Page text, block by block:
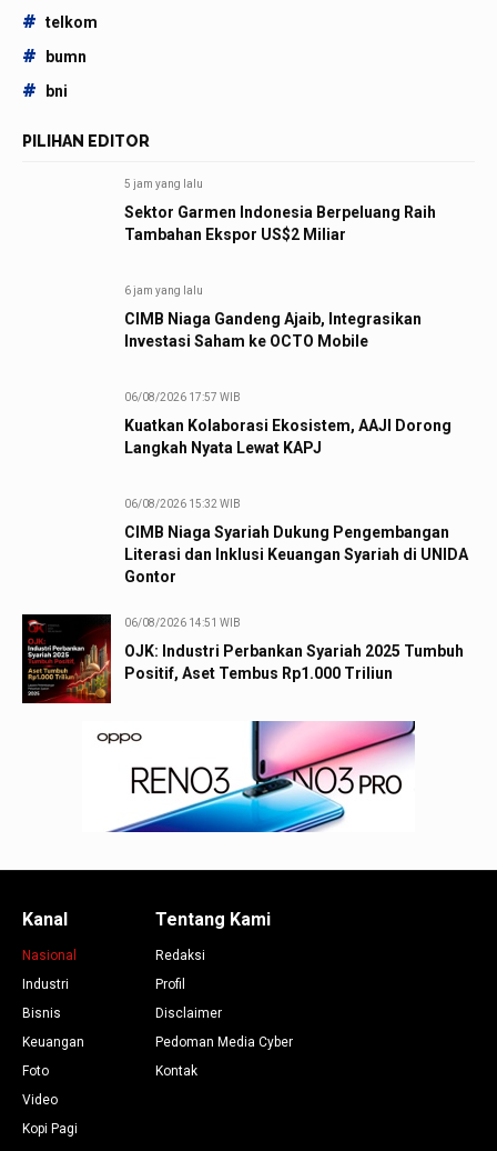
# telkom
# bumn
# bni
PILIHAN EDITOR
5 jam yang lalu
Sektor Garmen Indonesia Berpeluang Raih
Tambahan Ekspor US$2 Miliar
6 jam yang lalu
CIMB Niaga Gandeng Ajaib, Integrasikan
Investasi Saham ke OCTO Mobile
06/08/2026 17:57 WIB
Kuatkan Kolaborasi Ekosistem, AAJI Dorong
Langkah Nyata Lewat KAPJ
06/08/2026 15:32 WIB
CIMB Niaga Syariah Dukung Pengembangan
Literasi dan Inklusi Keuangan Syariah di UNIDA
Gontor
06/08/2026 14:51 WIB
OJK: Industri Perbankan Syariah 2025 Tumbuh
Positif, Aset Tembus Rp1.000 Triliun
Kanal
Nasional
Industri
Bisnis
Keuangan
Foto
Video
Kopi Pagi
Tentang Kami
Redaksi
Profil
Disclaimer
Pedoman Media Cyber
Kontak